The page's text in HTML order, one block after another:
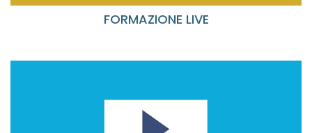
FORMAZIONE LIVE